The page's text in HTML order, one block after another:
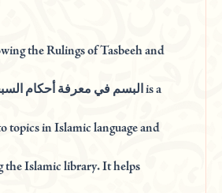
the Rulings of Tasbeeh and
topics in Islamic language and
the Islamic library. It helps